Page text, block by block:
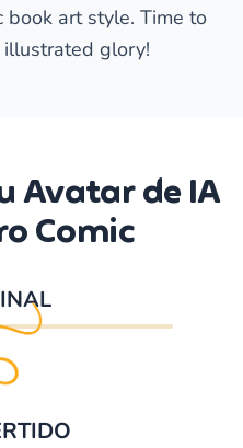
book art style. Time to
glory!
Avatar de IA
Comic